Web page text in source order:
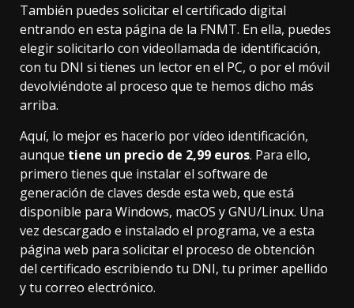
También puedes solicitar el certificado digital
entrando en esta página de la FNMT. En ella, puedes
elegir solicitarlo con videollamada de identificación,
con tu DNI si tienes un lector en el PC, o por el móvil
devolviéndote al proceso que te hemos dicho más
arriba.
Aquí, lo mejor es hacerlo por vídeo identificación,
aunque tiene un precio de 2,99 euros. Para ello,
primero tienes que instalar el software de
generación de claves desde esta web, que está
disponible para Windows, macOS y GNU/Linux. Una
vez descargado e instalado el programa, ve a esta
página web para solicitar el proceso de obtención
del certificado escribiendo tu DNI, tu primer apellido
y tu correo electrónico.